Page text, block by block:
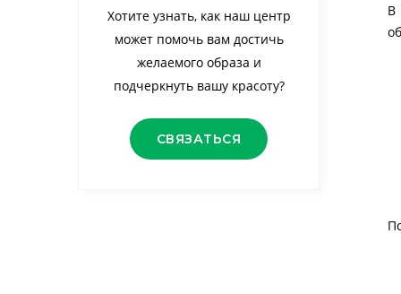
В
Хотите узнать, как наш центр
может помочь вам достичь
желаемого образа и
подчеркнуть вашу красоту?
СВЯЗАТЬСЯ